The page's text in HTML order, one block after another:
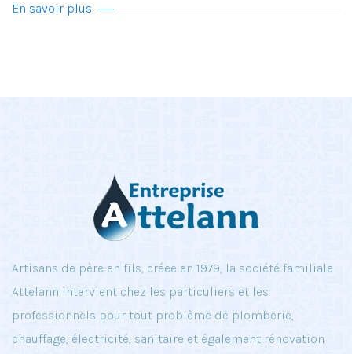
En savoir plus
Artisans de père en fils, créee en 1979, la société familiale
Attelann intervient chez les particuliers et les
professionnels pour tout problème de plomberie,
chauffage, électricité, sanitaire et également rénovation